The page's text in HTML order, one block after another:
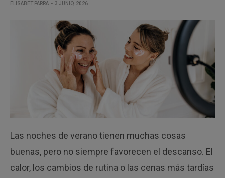
ELISABET PARRA 3 JUNIO, 2026
Las noches de verano tienen muchas cosas
buenas, pero no siempre favorecen el descanso. El
calor, los cambios de rutina o las cenas más tardías